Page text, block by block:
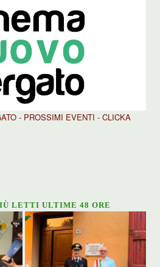
- PROSSIMI EVENTI - CLICKA
LETTI ULTIME 48 ORE